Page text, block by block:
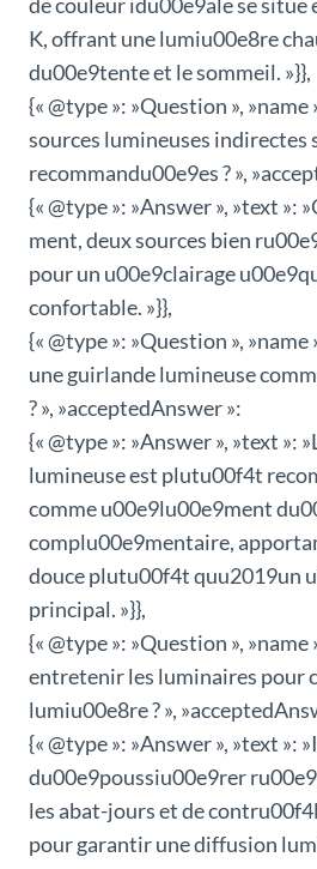
K, offrant une lumiu00e8re
du00e9tente et le sommeil. »}},
{« @type »: »Question »,
sources lumineuses indirectes
recommandu00e9es ? »,
{« @type »: »Answer », »text »:
ment, deux sources bien
pour un u00e9clairage
confortable. »}},
{« @type »: »Question »,
une guirlande lumineuse
? », »acceptedAnswer »:
{« @type »: »Answer », »text »:
lumineuse est plutu00f4t
comme u00e9lu00e9ment
complu00e9mentaire,
douce plutu00f4t quu2019un
principal. »}},
{« @type »: »Question »,
entretenir les luminaires pour
lumiu00e8re ? »,
{« @type »: »Answer », »text »:
du00e9poussiu00e9rer
les abat-jours et de
pour garantir une diffusion